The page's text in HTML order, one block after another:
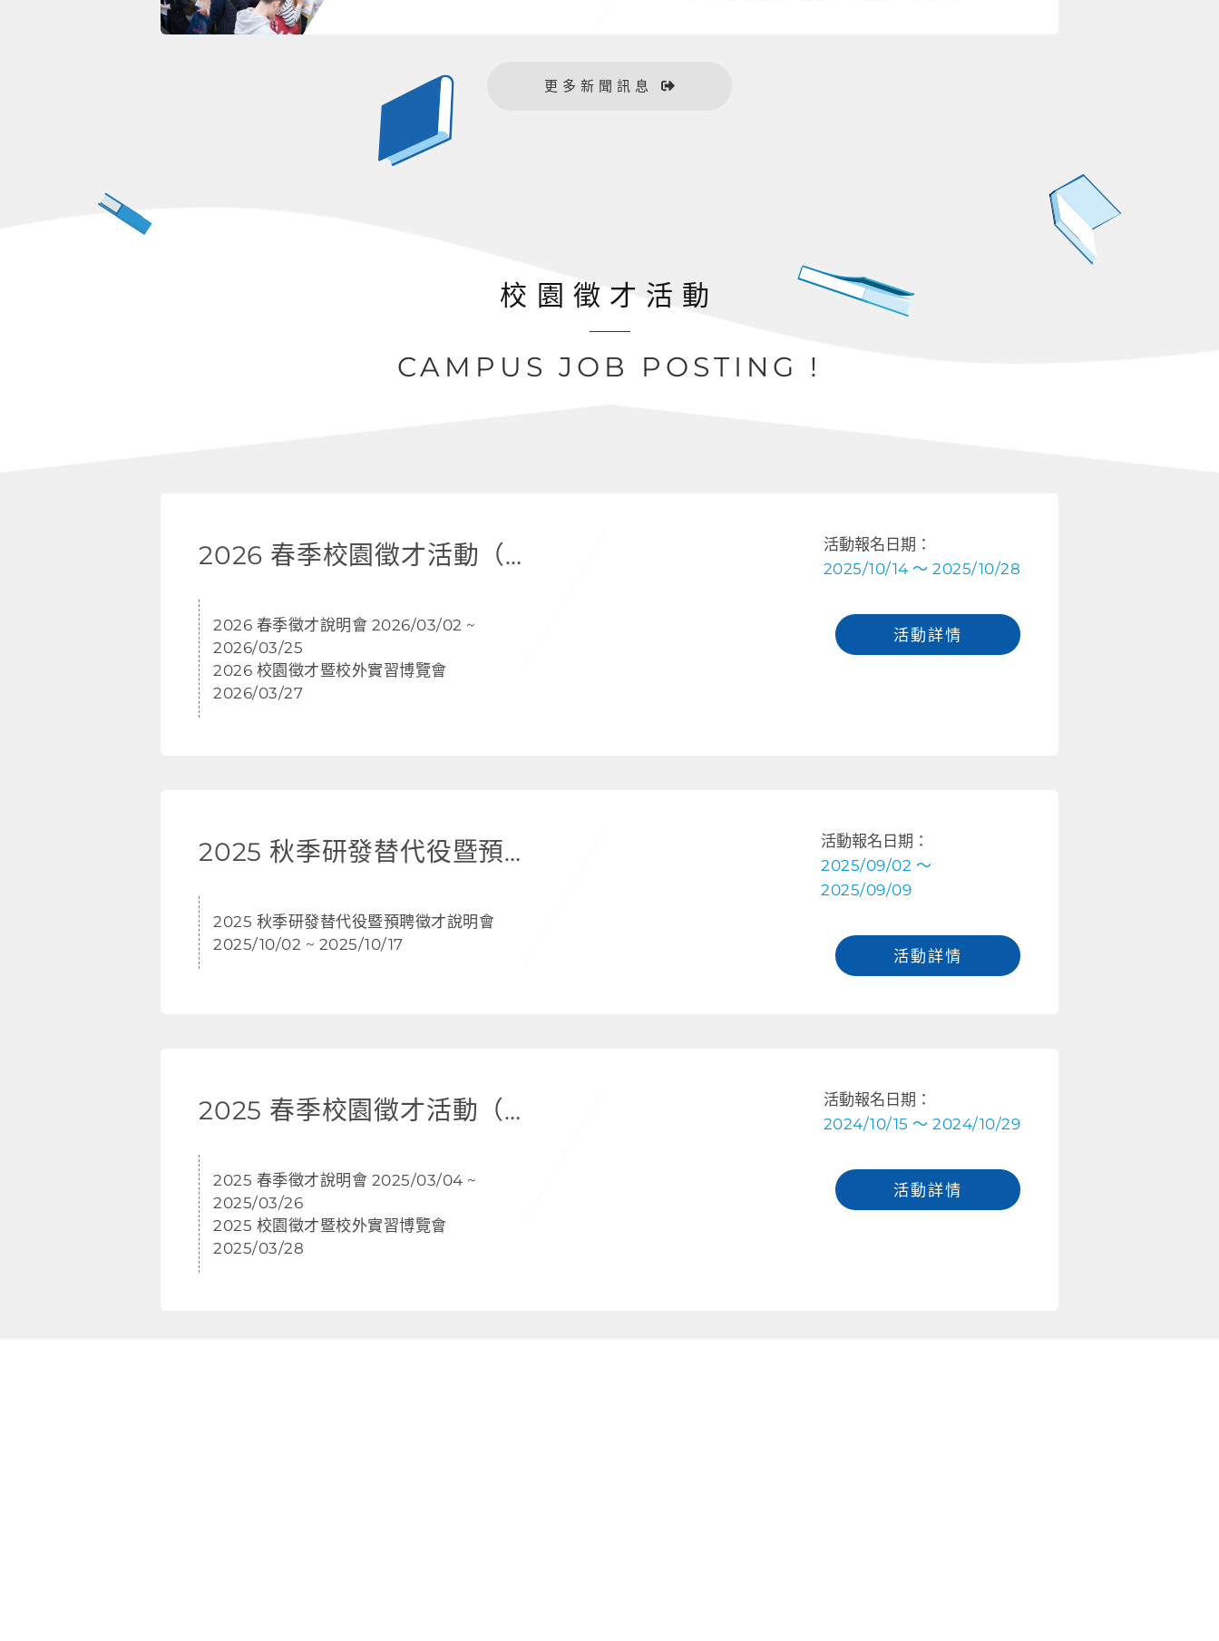
更多新聞訊息
校園徵才活動
CAMPUS JOB POSTING !
2026 春季校園徵才活動（博覽會＋說明會）
活動報名日期：
2025/10/14 ～ 2025/10/28
2026 春季徵才說明會 2026/03/02 ~
2026/03/25
2026 校園徵才暨校外實習博覽會
2026/03/27
活動詳情
2025 秋季研發替代役暨預聘徵才說明會
活動報名日期：
2025/09/02 ～
2025/09/09
2025 秋季研發替代役暨預聘徵才說明會
2025/10/02 ~ 2025/10/17
活動詳情
2025 春季校園徵才活動（博覽會＋說明會）
活動報名日期：
2024/10/15 ～ 2024/10/29
2025 春季徵才說明會 2025/03/04 ~
2025/03/26
2025 校園徵才暨校外實習博覽會
2025/03/28
活動詳情